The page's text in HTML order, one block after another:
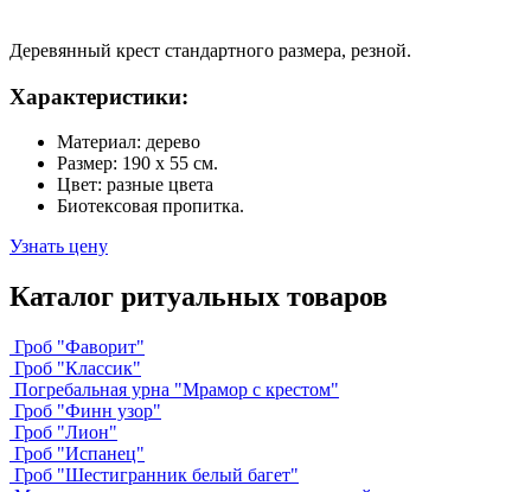
Деревянный крест стандартного размера, резной.
Характеристики:
Материал: дерево
Размер: 190 х 55 см.
Цвет: разные цвета
Биотексовая пропитка.
Узнать цену
Каталог ритуальных товаров
Гроб "Фаворит"
Гроб "Классик"
Погребальная урна "Мрамор с крестом"
Гроб "Финн узор"
Гроб "Лион"
Гроб "Испанец"
Гроб "Шестигранник белый багет"